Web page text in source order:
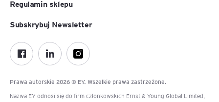
Regulamin sklepu
Prawa autorskie 2026 © EY. Wszelkie prawa zastrzeżone.
Nazwa EY odnosi się do firm członkowskich Ernst & Young Global Limited,
Subskrybuj Newsletter